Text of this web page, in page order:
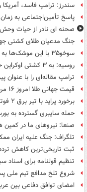
سندرز: ترامپ فاسد،
پاسخ تأمین‌اجتماعی به
صحنه ای نادر از حیات وحش
جنگ مدعیان طلای کشتی
سوخو۳۵ با این موشک‌ها به ناوهای‌جنگی حمله می‌کند
روسیه: به ۳ کشتی اوکراین حمله و ۲۰۳ پهپاد را سرنگون کردیم
ترامپ مقاله‌ای را با عنوان
قیمت جهانی طلا امروز ۱۶ مرداد
برخورد پراید با تیر برق ۲ فوتی بر جای گذاشت
حمله سایبری گسترده به
صنعا: نیروهای ما در کمین‌
تلگراف: جنگ علیه ایران
ثبت تاریخی‌ترین کاهش
تنظیم قولنامه برای اسناد
شروع تلخ مدافع تیم ملی
امضای توافق دفاعی بین